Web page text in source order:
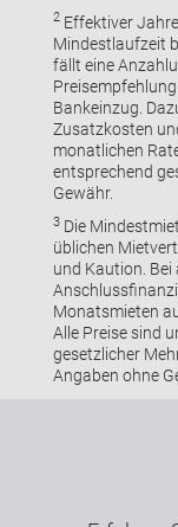
2Effektiver
Mindestlaufzeit
fällt eine
Bankeinzug.
Zusatzkosten
monatlichen
entsprechend
Gewähr.
3Die
üblichen
und Kaution. Bei
Monatsmieten
Alle Preise sind
gesetzlicher
Angaben ohne